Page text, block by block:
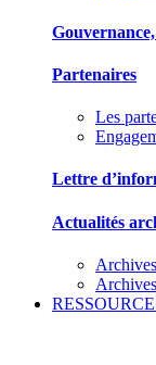
Partenaires
Les
Lettre
Actualités